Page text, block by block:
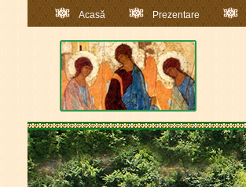
Acasă Prezentare